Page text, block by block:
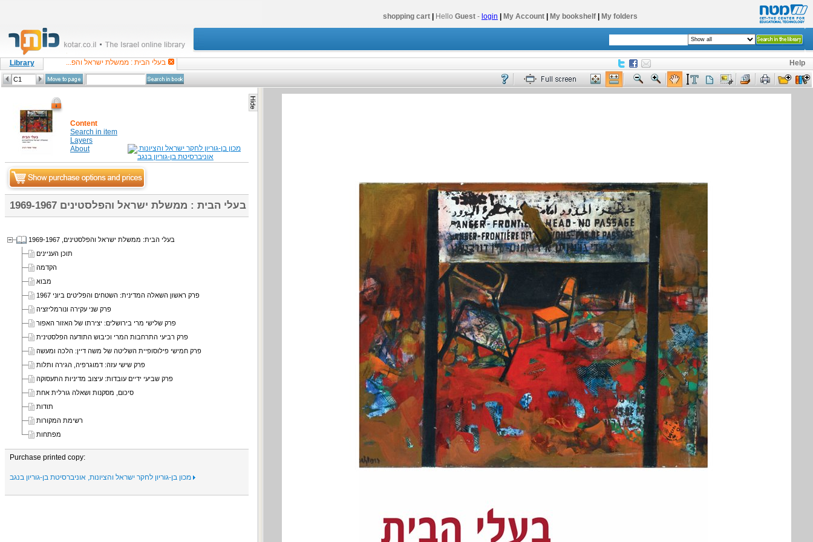
shopping cart Hello Guest - login My Account My bookshelf My folders
Library בעלי הבית : ממשלת ישראל והפ... Help
Content
Search in item
Layers
About
בעלי הבית : ממשלת ישראל והפלסטינים 1969-1967
בעלי הבית: ממשלת ישראל והפלסטינים, 1969-1967
תוכן העניינים
הקדמה
מבוא
פרק ראשון השאלה המדינית: השטחים והפליטים ביוני 1967
פרק שני עקירה ונורמליזציה
פרק שלישי מרי בירושלים: יצירתו של האזור האפור
פרק רביעי התרחבות המרי וכיבוש התודעה הפלסטינית
פרק חמישי פילוסופיית השליטה של משה דיין: הלכה ומעשה
פרק שישי עזה: דמוגרפיה, הגירה ותלות
פרק שביעי ידיים עובדות: עיצוב מדיניות התעסוקה
סיכום, מסקנות ושאלה גורלית אחת
תודות
רשימת המקורות
מפתחות
Purchase printed copy: